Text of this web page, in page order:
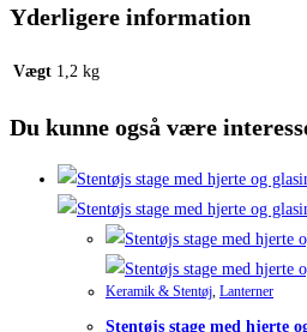
Yderligere information
Vægt 1,2 kg
Du kunne også være
Keramik & Stentøj Lanterner
Stentøjs stage med hjerte